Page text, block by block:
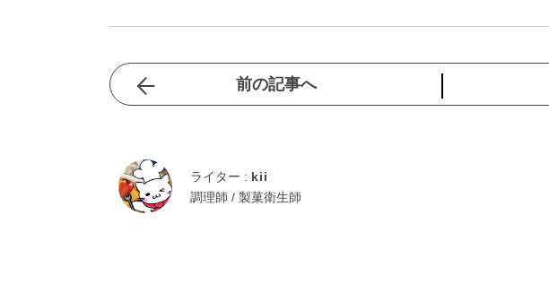
前の記事へ
ライター : kii
調理師 / 製菓衛生師